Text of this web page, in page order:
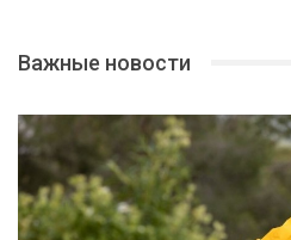
Важные новости